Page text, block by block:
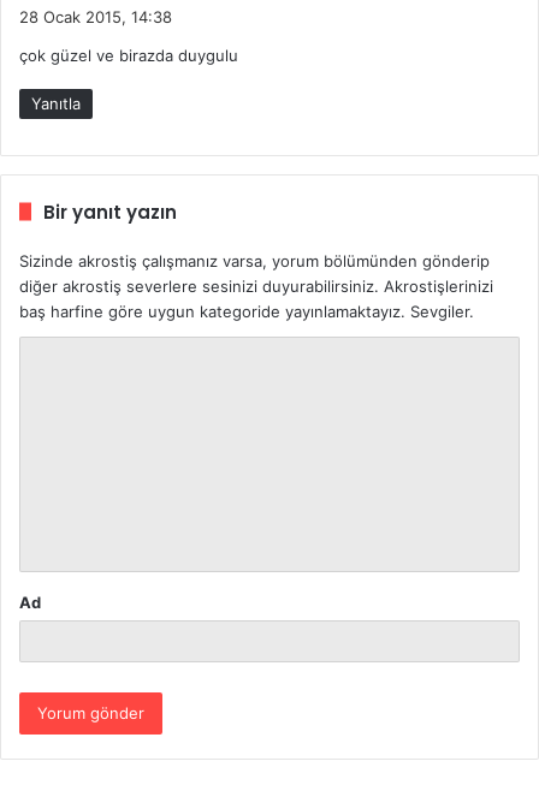
i
k
i
28 Ocak 2015, 14:38
çok güzel ve birazda duygulu
Yanıtla
Bir yanıt yazın
Sizinde akrostiş çalışmanız varsa, yorum bölümünden gönderip
diğer akrostiş severlere sesinizi duyurabilirsiniz. Akrostişlerinizi
baş harfine göre uygun kategoride yayınlamaktayız. Sevgiler.
Ad